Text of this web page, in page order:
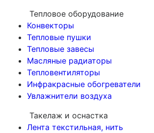
Тепловое оборудование
Конвекторы
Тепловые пушки
Тепловые завесы
Масляные радиаторы
Тепловентиляторы
Инфракрасные обогреватели
Увлажнители воздуха
Такелаж и оснастка
Лента текстильная, нить